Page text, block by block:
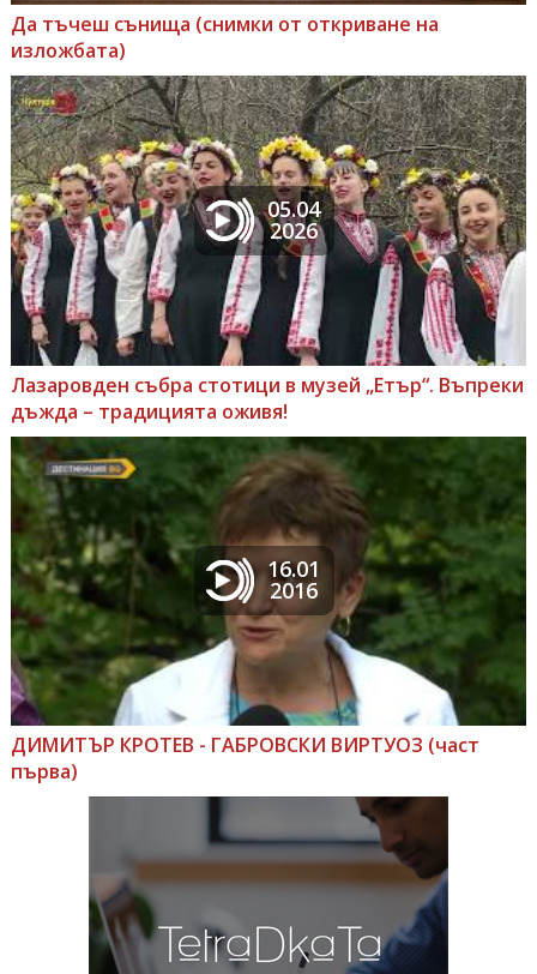
Да тъчеш сънища (снимки от откриване на
изложбата)
05.04
2026
Лазаровден събра стотици в музей „Етър“. Въпреки
дъжда – традицията оживя!
16.01
2016
ДИМИТЪР КРОТЕВ - ГАБРОВСКИ ВИРТУОЗ (част
първа)